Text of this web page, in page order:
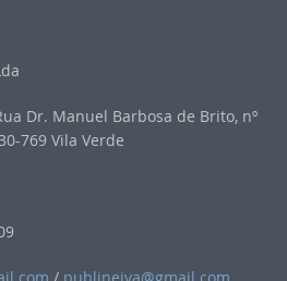
Dr. Manuel Barbosa de Brito, nº
769 Vila Verde